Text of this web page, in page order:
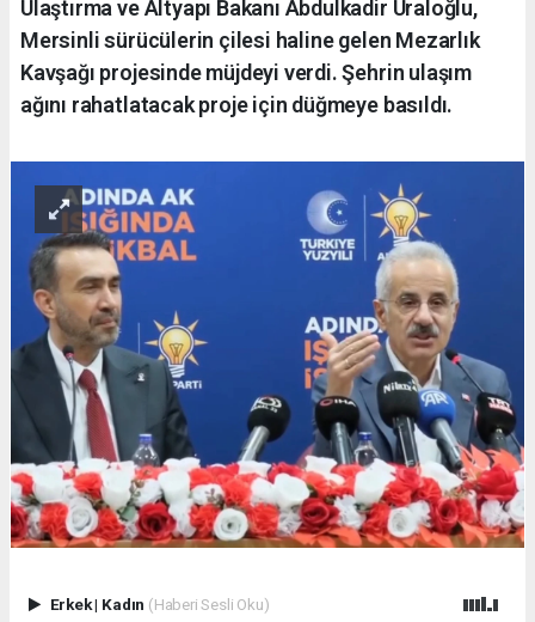
Ulaştırma ve Altyapı Bakanı Abdulkadir Uraloğlu,
Mersinli sürücülerin çilesi haline gelen Mezarlık
Kavşağı projesinde müjdeyi verdi. Şehrin ulaşım
ağını rahatlatacak proje için düğmeye basıldı.
Erkek| Kadın (Haberi Sesli Oku)